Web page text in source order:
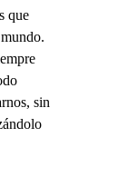
que
sin